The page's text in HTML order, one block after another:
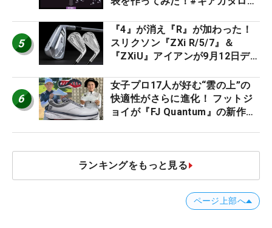
5
『4』が消え『R』が加わった！
スリクソン『ZXi R/5/7』＆
『ZXiU』アイアンが9月12日デ
6
女子プロ17人が好む“雲の上”の
快適性がさらに進化！ フットジ
ョイが『FJ Quantum』の新作を
ランキングをもっと見る
ページ上部へ